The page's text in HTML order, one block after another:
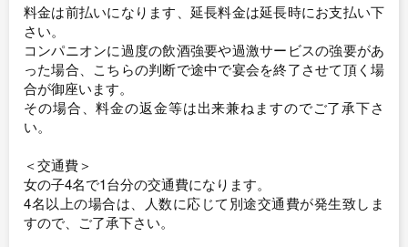
料金は前払いになります、延長料金は延長時にお支払い下
さい。
コンパニオンに過度の飲酒強要や過激サービスの強要があ
った場合、こちらの判断で途中で宴会を終了させて頂く場
合が御座います。
その場合、料金の返金等は出来兼ねますのでご了承下さ
い。
＜交通費＞
女の子4名で1台分の交通費になります。
4名以上の場合は、人数に応じて別途交通費が発生致しま
すので、ご了承下さい。